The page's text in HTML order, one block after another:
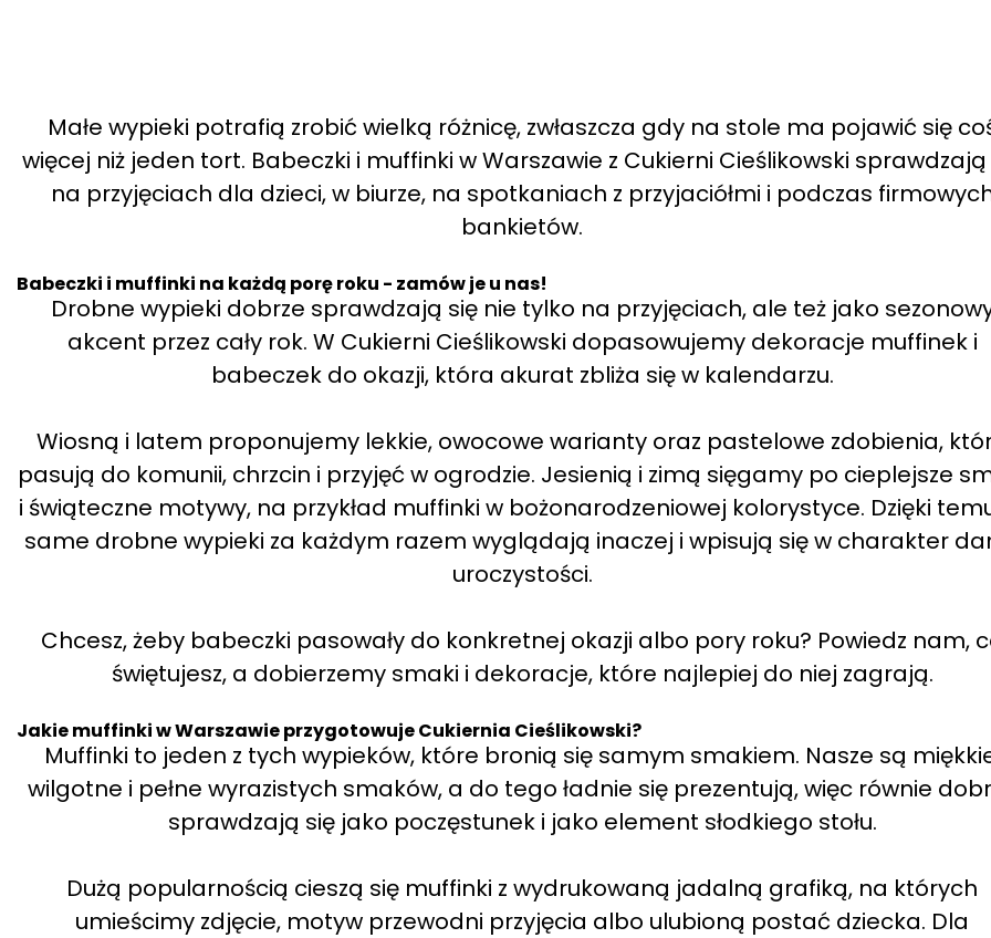
Małe wypieki potrafią zrobić wielką różnicę, zwłaszcza gdy na stole ma pojawić się
więcej niż jeden tort. Babeczki i muffinki w Warszawie z Cukierni Cieślikowski sprawdzają
na przyjęciach dla dzieci, w biurze, na spotkaniach z przyjaciółmi i podczas
bankietów.
Babeczki i muffinki na każdą porę roku - zamów je u nas!
Drobne wypieki dobrze sprawdzają się nie tylko na przyjęciach, ale też jako
akcent przez cały rok. W Cukierni Cieślikowski dopasowujemy dekoracje muffinek i
babeczek do okazji, która akurat zbliża się w kalendarzu.
Wiosną i latem proponujemy lekkie, owocowe warianty oraz pastelowe zdobienia,
pasują do komunii, chrzcin i przyjęć w ogrodzie. Jesienią i zimą sięgamy po cieplejsze
i świąteczne motywy, na przykład muffinki w bożonarodzeniowej kolorystyce. Dzięki
same drobne wypieki za każdym razem wyglądają inaczej i wpisują się w charakter
uroczystości.
Chcesz, żeby babeczki pasowały do konkretnej okazji albo pory roku? Powiedz nam,
świętujesz, a dobierzemy smaki i dekoracje, które najlepiej do niej zagrają.
Jakie muffinki w Warszawie przygotowuje Cukiernia Cieślikowski?
Muffinki to jeden z tych wypieków, które bronią się samym smakiem. Nasze są
wilgotne i pełne wyrazistych smaków, a do tego ładnie się prezentują, więc równie
sprawdzają się jako poczęstunek i jako element słodkiego stołu.
Dużą popularnością cieszą się muffinki z wydrukowaną jadalną grafiką, na których
umieścimy zdjęcie, motyw przewodni przyjęcia albo ulubioną postać dziecka. Dla